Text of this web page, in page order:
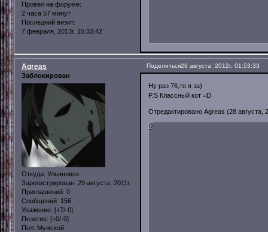
Провел на форуме:
2 часа 57 минут
Последний визит:
7 февраля, 2013г. 15:33:42
Поделиться28 августа, 2012г. 01:53:33
Agreas
Заблокирован
Откуда: Ульяновск
Зарегистрирован: 29 августа, 2011г.
Приглашений: 0
Сообщений: 156
Уважение: [+7/-0]
Позитив: [+0/-0]
Пол: Мужской
Ну раз 76,то я за)
P.S Классный кот =D
Отредактировано Agreas (28 августа,
0